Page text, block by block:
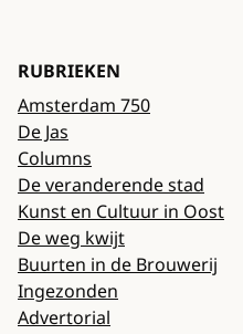
RUBRIEKEN
Amsterdam 750
De Jas
Columns
De veranderende stad
Kunst en Cultuur in Oost
De weg kwijt
Buurten in de Brouwerij
Ingezonden
Advertorial